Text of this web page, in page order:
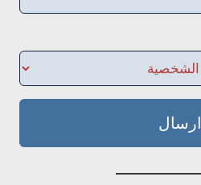
ارسال